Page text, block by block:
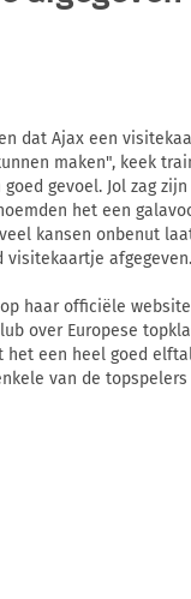
dat Ajax een
maken", keek
gevoel. Jol zag
het een
kansen onbenut
visitekaartje
haar officiële
over Europese
het een heel goed
van de